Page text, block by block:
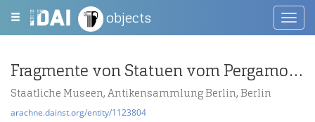
objects
Fragmente von Statuen vom Pergamonaltar
Staatliche Museen, Antikensammlung Berlin, Berlin
arachne.dainst.org/entity/1123804